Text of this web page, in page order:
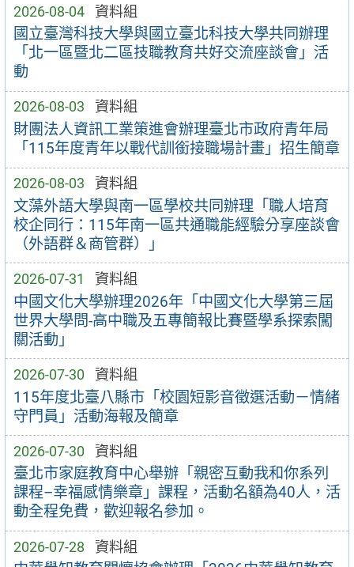
2026-08-04 資料組
國立臺灣科技大學與國立臺北科技大學共同辦理
「北一區暨北二區技職教育共好交流座談會」活
動
2026-08-03 資料組
財團法人資訊工業策進會辦理臺北市政府青年局
「115年度青年以戰代訓銜接職場計畫」招生簡章
2026-08-03 資料組
文藻外語大學與南一區學校共同辦理「職人培育
校企同行：115年南一區共通職能經驗分享座談會
（外語群＆商管群）」
2026-07-31 資料組
中國文化大學辦理2026年「中國文化大學第三屆
世界大學問-高中職及五專簡報比賽暨學系探索闖
關活動」
2026-07-30 資料組
115年度北臺八縣市「校園短影音徵選活動－情緒
守門員」活動海報及簡章
2026-07-30 資料組
臺北市家庭教育中心舉辦「親密互動我和你系列
課程–幸福感情樂章」課程，活動名額為40人，活
動全程免費，歡迎報名參加。
2026-07-28 資料組